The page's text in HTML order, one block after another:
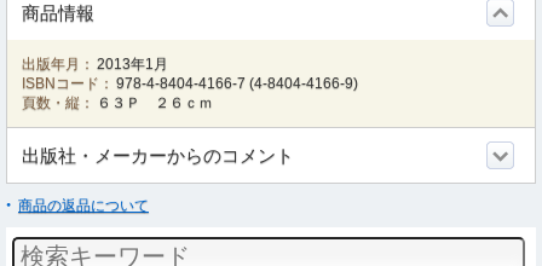
商品情報
出版年月： 2013年1月
ISBNコード： 978-4-8404-4166-7 (4-8404-4166-9)
頁数・縦：
６３Ｐ ２６ｃｍ
出版社・メーカーからのコメント
商品の返品について